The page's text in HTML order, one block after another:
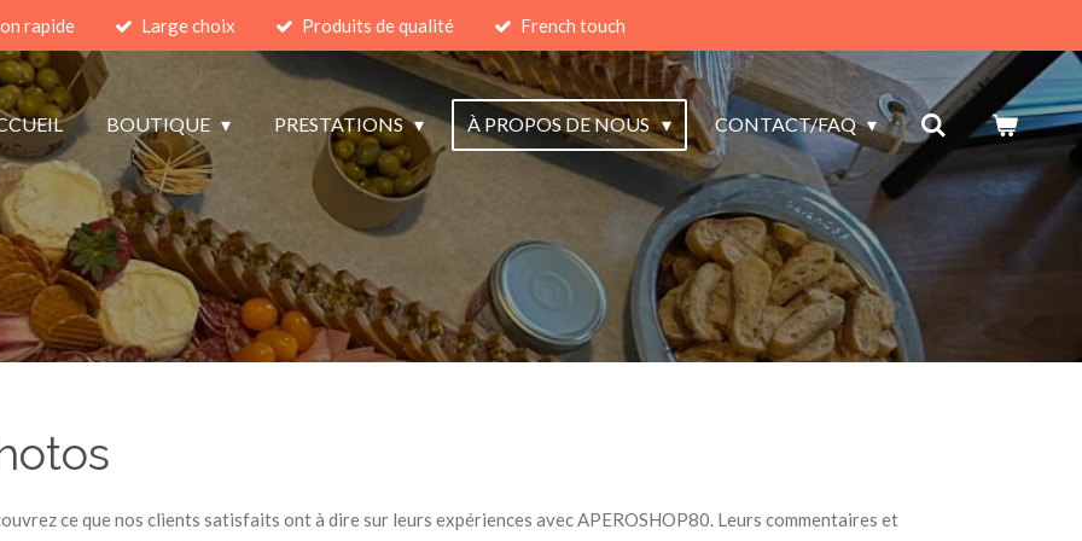
rapide Large choix Produits de qualité French touch
BOUTIQUE PRESTATIONS À PROPOS DE NOUS CONTACT/FAQ
ce que nos clients satisfaits ont à dire sur leurs expériences avec APEROSHOP80. Leurs commentaires et